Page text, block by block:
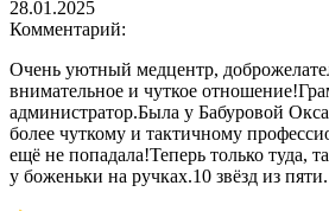
28.01.2025
Комментарий:
Очень уютный медцентр,
внимательное и чуткое
администратор.Была у Бабуровой
более чуткому и тактичному
ещё не попадала!Теперь только туда,
у боженьки на ручках.10 звёзд из пяти.